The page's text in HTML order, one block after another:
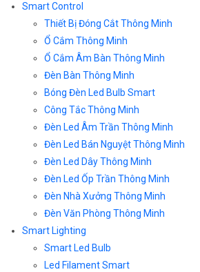
Smart Control
Thiết Bị Đóng Cắt Thông Minh
Ổ Cắm Thông Minh
Ổ Cắm Âm Bàn Thông Minh
Đèn Bàn Thông Minh
Bóng Đèn Led Bulb Smart
Công Tắc Thông Minh
Đèn Led Âm Trần Thông Minh
Đèn Led Bán Nguyệt Thông Minh
Đèn Led Dây Thông Minh
Đèn Led Ốp Trần Thông Minh
Đèn Nhà Xưởng Thông Minh
Đèn Văn Phòng Thông Minh
Smart Lighting
Smart Led Bulb
Led Filament Smart